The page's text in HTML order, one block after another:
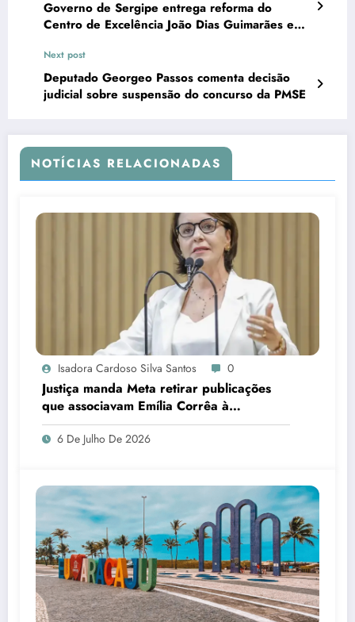
Governo de Sergipe entrega reforma do
Centro de Excelência João Dias Guimarães em
Next post
Deputado Georgeo Passos comenta decisão
judicial sobre suspensão do concurso da PMSE
NOTÍCIAS RELACIONADAS
Isadora Cardoso Silva Santos 0
Justiça manda Meta retirar publicações
que associavam Emília Corrêa à
corrupção e identificar responsáveis
6 De Julho De 2026